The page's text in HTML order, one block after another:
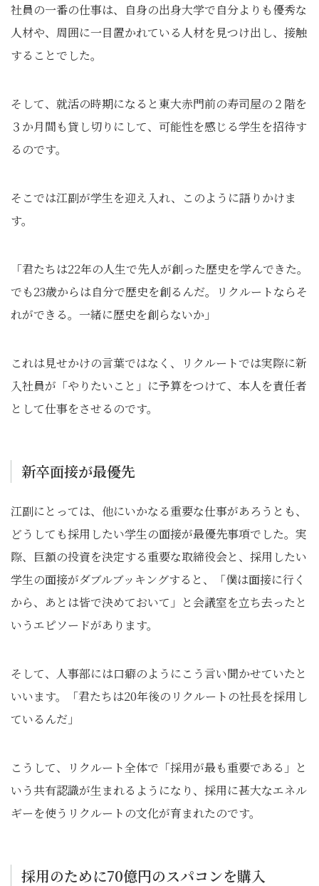
社員の一番の仕事は、自身の出身大学で自分よりも優秀な
人材や、周囲に一目置かれている人材を見つけ出し、接触
することでした。
そして、就活の時期になると東大赤門前の寿司屋の２階を
３か月間も貸し切りにして、可能性を感じる学生を招待す
るのです。
そこでは江副が学生を迎え入れ、このように語りかけま
す。
「君たちは22年の人生で先人が創った歴史を学んできた。
でも23歳からは自分で歴史を創るんだ。リクルートならそ
れができる。一緒に歴史を創らないか」
これは見せかけの言葉ではなく、リクルートでは実際に新
入社員が「やりたいこと」に予算をつけて、本人を責任者
として仕事をさせるのです。
新卒面接が最優先
江副にとっては、他にいかなる重要な仕事があろうとも、
どうしても採用したい学生の面接が最優先事項でした。実
際、巨額の投資を決定する重要な取締役会と、採用したい
学生の面接がダブルブッキングすると、「僕は面接に行く
から、あとは皆で決めておいて」と会議室を立ち去ったと
いうエピソードがあります。
そして、人事部には口癖のようにこう言い聞かせていたと
いいます。「君たちは20年後のリクルートの社長を採用し
ているんだ」
こうして、リクルート全体で「採用が最も重要である」と
いう共有認識が生まれるようになり、採用に甚大なエネル
ギーを使うリクルートの文化が育まれたのです。
採用のために70億円のスパコンを購入